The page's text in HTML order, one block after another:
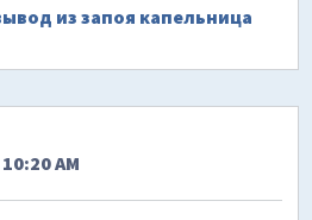
из запоя капельница
AM